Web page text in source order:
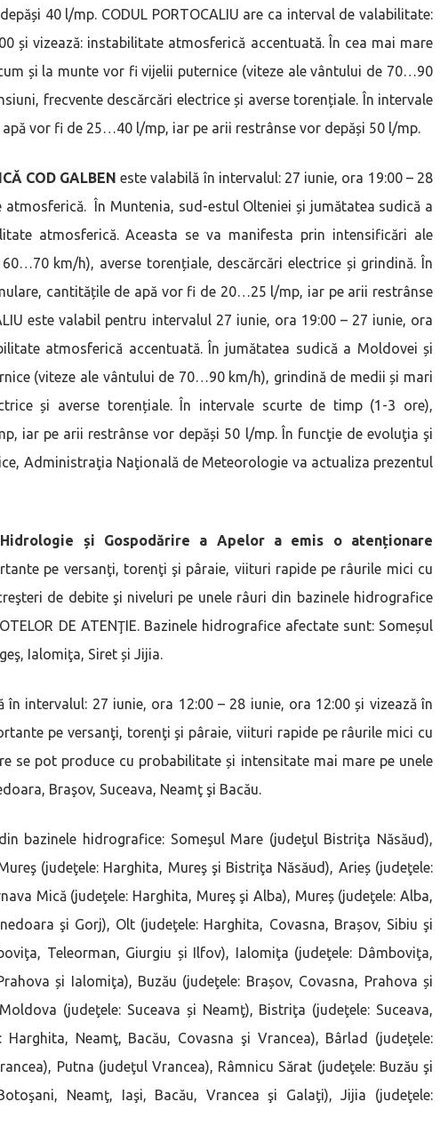
40 l/mp. CODUL PORTOCALIU are ca interval de valabilitate:
și vizează: instabilitate atmosferică accentuată. În cea mai mare
și la munte vor fi vijelii puternice (viteze ale vântului de 70…90
frecvente descărcări electrice și averse torențiale. În intervale
vor fi de 25…40 l/mp, iar pe arii restrânse vor depăși 50 l/mp.
COD GALBEN este valabilă în intervalul: 27 iunie, ora 19:00 – 28
atmosferică. În Muntenia, sud-estul Olteniei și jumătatea sudică a
atmosferică. Aceasta se va manifesta prin intensificări ale
km/h), averse torențiale, descărcări electrice și grindină. În
cantitățile de apă vor fi de 20…25 l/mp, iar pe arii restrânse
este valabil pentru intervalul 27 iunie, ora 19:00 – 27 iunie, ora
atmosferică accentuată. În jumătatea sudică a Moldovei și
(viteze ale vântului de 70…90 km/h), grindină de medii și mari
și averse torențiale. În intervale scurte de timp (1-3 ore),
iar pe arii restrânse vor depăși 50 l/mp. În funcţie de evoluţia şi
Administraţia Naţională de Meteorologie va actualiza prezentul
și Gospodărire a Apelor a emis o atenționare
pe versanţi, torenţi şi pâraie, viituri rapide pe râurile mici cu
de debite şi niveluri pe unele râuri din bazinele hidrografice
DE ATENŢIE. Bazinele hidrografice afectate sunt: Someșul
Ialomiţa, Siret și Jijia.
intervalul: 27 iunie, ora 12:00 – 28 iunie, ora 12:00 și vizează în
pe versanţi, torenţi şi pâraie, viituri rapide pe râurile mici cu
se pot produce cu probabilitate și intensitate mai mare pe unele
Braşov, Suceava, Neamţ şi Bacău.
bazinele hidrografice: Someşul Mare (judeţul Bistriţa Năsăud),
(judeţele: Harghita, Mureş şi Bistriţa Năsăud), Arieș (judeţele:
Mică (judeţele: Harghita, Mureş şi Alba), Mureș (judeţele: Alba,
şi Gorj), Olt (judeţele: Harghita, Covasna, Brașov, Sibiu şi
Teleorman, Giurgiu și Ilfov), Ialomiţa (judeţele: Dâmboviţa,
și Ialomiţa), Buzău (judeţele: Brașov, Covasna, Prahova și
(judeţele: Suceava și Neamţ), Bistriţa (judeţele: Suceava,
Neamţ, Bacău, Covasna şi Vrancea), Bârlad (judeţele:
Putna (judeţul Vrancea), Râmnicu Sărat (judeţele: Buzău şi
Neamţ, Iaşi, Bacău, Vrancea şi Galaţi), Jijia (judeţele: